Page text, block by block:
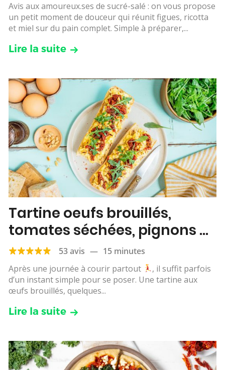
Avis aux amoureux.ses de sucré-salé : on vous propose
un petit moment de douceur qui réunit figues, ricotta
et miel sur du pain complet. Simple à préparer,...
Lire la suite
Tartine oeufs brouillés,
tomates séchées, pignons et
roquette53 avis — 15 minutes
Après une journée à courir partout
, il suffit parfois
d’un instant simple pour se poser. Une tartine aux
œufs brouillés, quelques...
Lire la suite